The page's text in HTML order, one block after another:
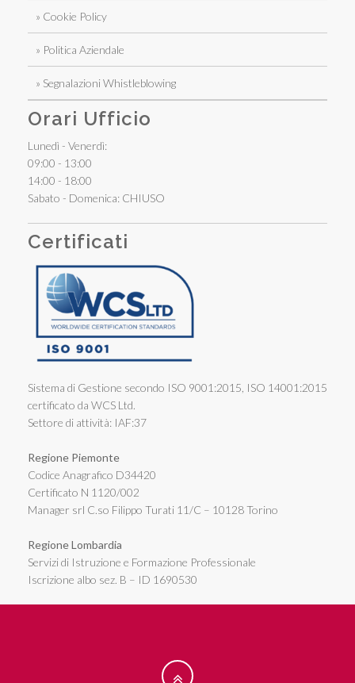
» Cookie Policy
» Politica Aziendale
» Segnalazioni Whistleblowing
Orari Ufficio
Lunedì - Venerdì:
09:00 - 13:00
14:00 - 18:00
Sabato - Domenica: CHIUSO
Certificati
Sistema di Gestione secondo ISO 9001:2015, ISO 14001:2015
certificato da WCS Ltd.
Settore di attività: IAF:37
Regione Piemonte
Codice Anagrafico D34420
Certificato N 1120/002
Manager srl C.so Filippo Turati 11/C – 10128 Torino
Regione Lombardia
Servizi di Istruzione e Formazione Professionale
Iscrizione albo sez. B – ID 1690530